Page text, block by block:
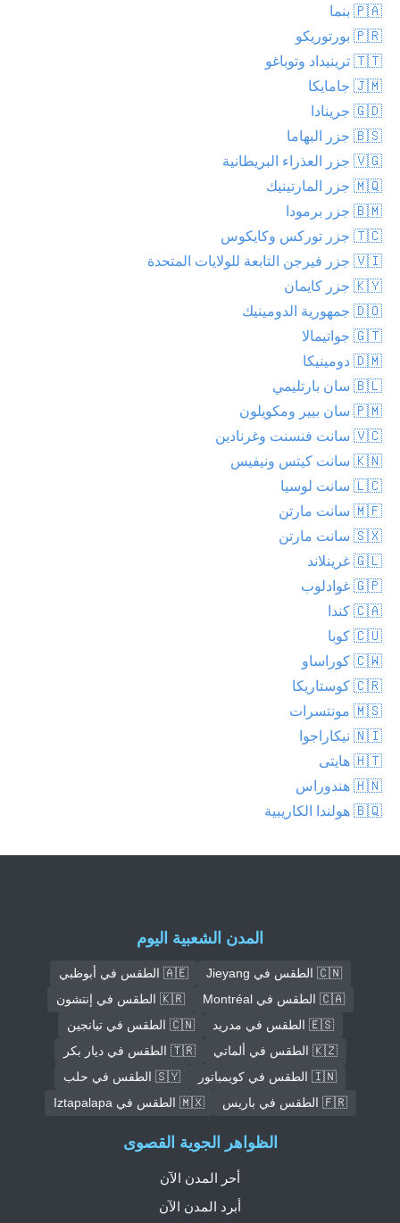
🇵🇦 بنما
🇵🇷 بورتوريكو
🇹🇹 ترينيداد وتوباغو
🇯🇲 جامايكا
🇬🇩 جرينادا
🇧🇸 جزر البهاما
🇻🇬 جزر العذراء البريطانية
🇲🇶 جزر المارتينيك
🇧🇲 جزر برمودا
🇹🇨 جزر توركس وكايكوس
🇻🇮 جزر فيرجن التابعة للولايات المتحدة
🇰🇾 جزر كايمان
🇩🇴 جمهورية الدومينيك
🇬🇹 جواتيمالا
🇩🇲 دومينيكا
🇧🇱 سان بارتليمي
🇵🇲 سان بيير ومكويلون
🇻🇨 سانت فنسنت وغرنادين
🇰🇳 سانت كيتس ونيفيس
🇱🇨 سانت لوسيا
🇲🇫 سانت مارتن
🇸🇽 سانت مارتن
🇬🇱 غرينلاند
🇬🇵 غوادلوب
🇨🇦 كندا
🇨🇺 كوبا
🇨🇼 كوراساو
🇨🇷 كوستاريكا
🇲🇸 مونتسرات
🇳🇮 نيكاراجوا
🇭🇹 هايتى
🇭🇳 هندوراس
🇧🇶 هولندا الكاريبية
المدن الشعبية اليوم
🇨🇳 الطقس في Jieyang
🇦🇪 الطقس في أبوظبي
🇨🇦 الطقس في Montréal
🇰🇷 الطقس في إنتشون
🇪🇸 الطقس في مدريد
🇨🇳 الطقس في تيانجين
🇰🇿 الطقس في ألماتي
🇹🇷 الطقس في ديار بكر
🇮🇳 الطقس في كويمباتور
🇸🇾 الطقس في حلب
🇫🇷 الطقس في باريس
🇲🇽 الطقس في Iztapalapa
الظواهر الجوية القصوى
أحر المدن الآن
أبرد المدن الآن